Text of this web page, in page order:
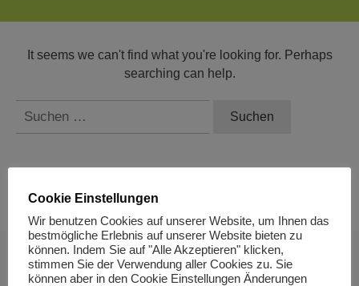
It seems we can't find what you're looking for. Perhaps
searching can help.
Suchen
Cookie Einstellungen
Wir benutzen Cookies auf unserer Website, um Ihnen das
bestmögliche Erlebnis auf unserer Website bieten zu
können. Indem Sie auf "Alle Akzeptieren" klicken,
stimmen Sie der Verwendung aller Cookies zu. Sie
können aber in den Cookie Einstellungen Änderungen